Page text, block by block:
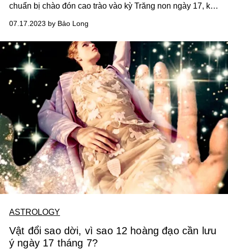
chuẩn bị chào đón cao trào vào kỳ Trăng non ngày 17, khi
07.17.2023 by Bảo Long
ASTROLOGY
Vật đổi sao dời, vì sao 12 hoàng đạo cần lưu
ý ngày 17 tháng 7?